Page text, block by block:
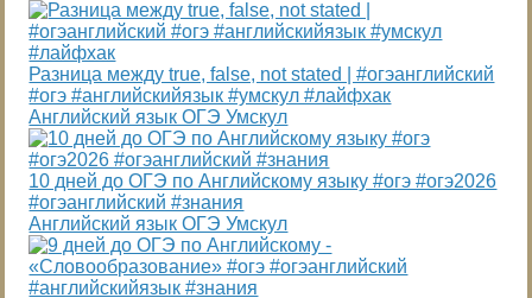
Разница между true, false, not stated | #огэанглийский
#огэ #английскийязык #умскул #лайфхак
Английский язык ОГЭ Умскул
10 дней до ОГЭ по Английскому языку #огэ #огэ2026
#огэанглийский #знания
Английский язык ОГЭ Умскул